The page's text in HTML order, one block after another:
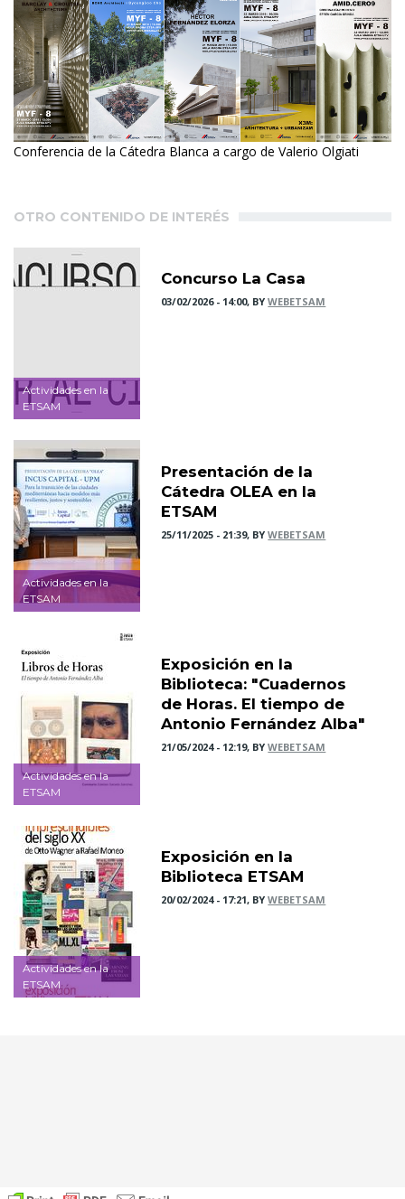
Conferencia de la Cátedra Blanca a cargo de Valerio Olgiati
OTRO CONTENIDO DE INTERÉS
Actividades en la
ETSAM
Concurso La Casa
03/02/2026 - 14:00, BYWEBETSAM
Actividades en la
ETSAM
Presentación de la
Cátedra OLEA en la
ETSAM
25/11/2025 - 21:39, BYWEBETSAM
Actividades en la
ETSAM
Exposición en la
Biblioteca: "Cuadernos
de Horas. El tiempo de
Antonio Fernández Alba"
21/05/2024 - 12:19, BYWEBETSAM
Actividades en la
ETSAM
Exposición en la
Biblioteca ETSAM
20/02/2024 - 17:21, BYWEBETSAM